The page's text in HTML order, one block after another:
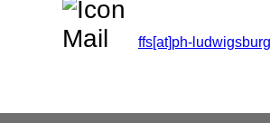
ffs[at]ph-